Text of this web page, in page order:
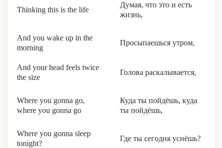
Thinking this is the life
Думая, что это и есть
жизнь,
And you wake up in the
morning
Просыпаешься утром,
And your head feels twice
the size
Голова раскалывается,
Where you gonna go,
where you gonna go
Куда ты пойдёшь, куда
ты пойдёшь,
Where you gonna sleep
tonight?
Где ты сегодня уснёшь?